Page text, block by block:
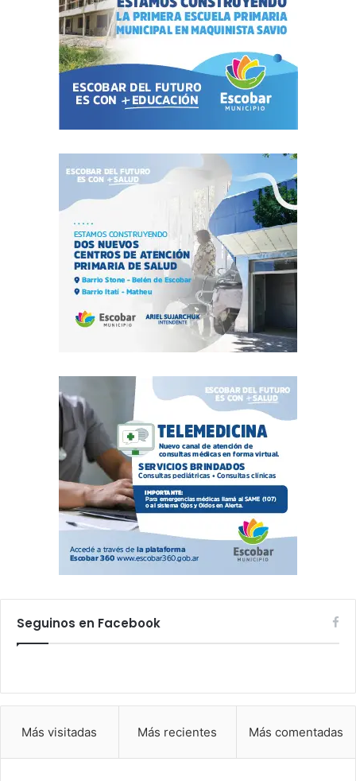
Seguinos en Facebook
Más visitadas Más recientes Más comentadas